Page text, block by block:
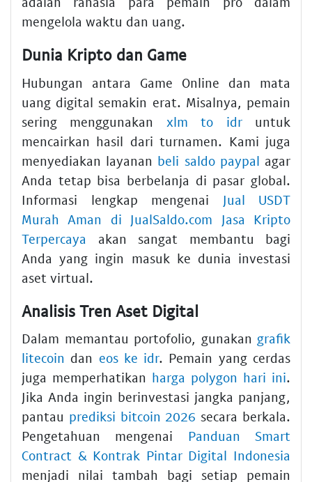
mengelola waktu dan uang.
Dunia Kripto dan Game
Hubungan antara Game Online dan mata
uang digital semakin erat. Misalnya, pemain
sering menggunakan xlm to idruntuk
mencairkan hasil dari turnamen. Kami juga
menyediakan layanan beli saldo paypal agar
Anda tetap bisa berbelanja di pasar global.
Informasi lengkap mengenai Jual USDT
Murah Aman di JualSaldo.com Jasa Kripto
Terpercaya akan sangat membantu bagi
Anda yang ingin masuk ke dunia investasi
aset virtual.
Analisis Tren Aset Digital
Dalam memantau portofolio, gunakan grafik
litecoin dan eos ke idr. Pemain yang cerdas
juga memperhatikan harga polygon hari ini.
Jika Anda ingin berinvestasi jangka panjang,
pantau prediksi bitcoin 2026 secara berkala.
Pengetahuan mengenai Panduan Smart
Contract & Kontrak Pintar Digital Indonesia
menjadi nilai tambah bagi setiap pemain